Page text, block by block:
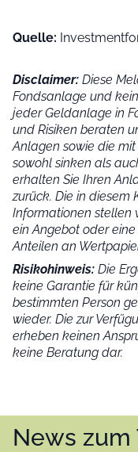
Quelle:
Disclaimer: Diese
Fondsanlage und
jeder Geldanlage in
und Risiken beraten
Anlagen sowie die
sowohl sinken als
erhalten Sie Ihren
zurück. Die in
Informationen stellen
ein Angebot oder
Anteilen an
Risikohinweis: Die
keine Garantie für
bestimmten Person
wieder. Die zur
erheben keinen
keine Beratung dar.
News zum